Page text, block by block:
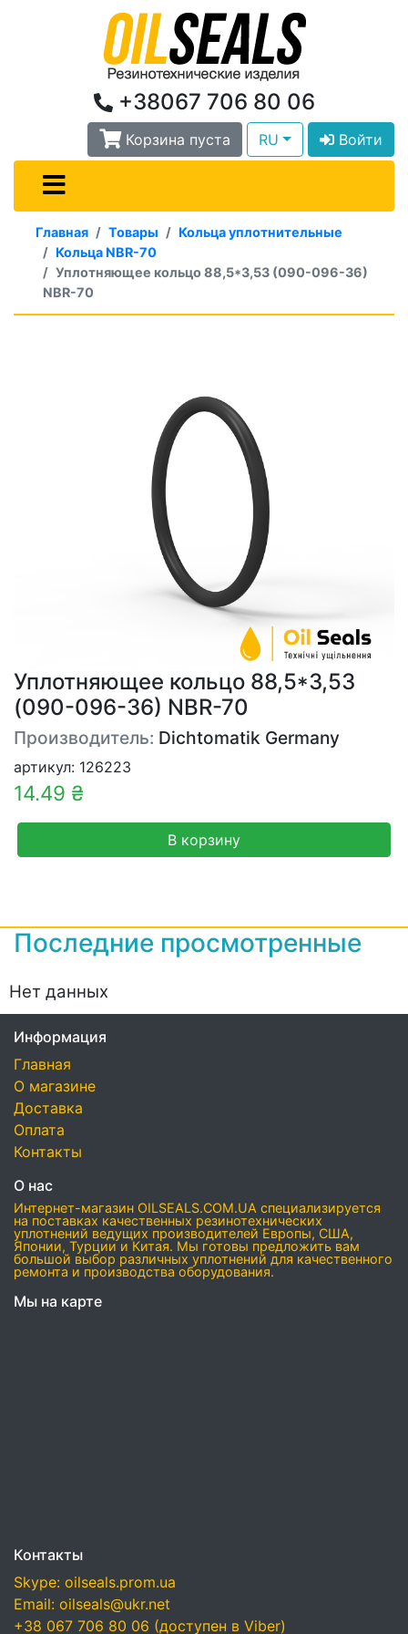
+38067 706 80 06
Корзина пуста RU Войти
Главная Товары
Кольца уплотнительные
Кольца NBR-70
Уплотняющее кольцо 88,5*3,53 (090-096-36)
NBR-70
Уплотняющее кольцо 88,5*3,53
(090-096-36) NBR-70
Производитель: Dichtomatik Germany
артикул: 126223
14.49 ₴
В корзину
Последние просмотренные
Нет данных
Информация
Главная
О магазине
Доставка
Оплата
Контакты
О нас
Интернет-магазин OILSEALS.COM.UA специализируется
на поставках качественных резинотехнических
уплотнений ведущих производителей Европы, США,
Японии, Турции и Китая. Мы готовы предложить вам
большой выбор различных уплотнений для качественного
ремонта и производства оборудования.
Мы на карте
Контакты
Skype: oilseals.prom.ua
Email: oilseals@ukr.net
+38 067 706 80 06 (доступен в Viber)